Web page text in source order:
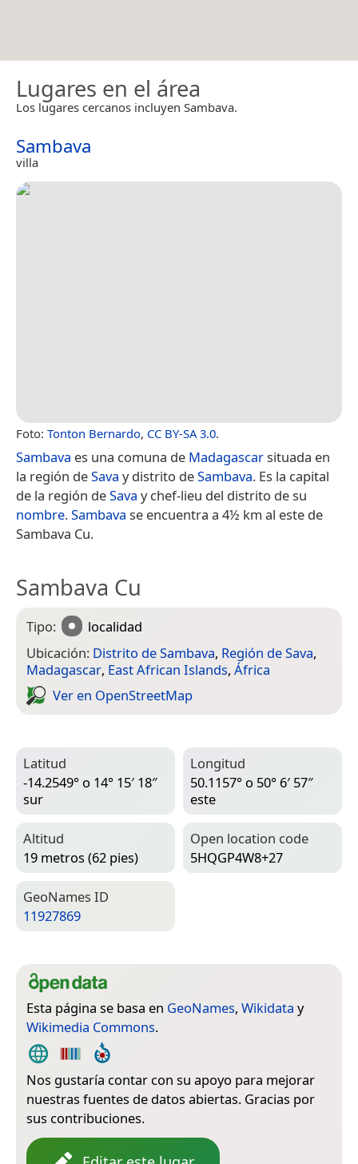
Lugares en el área
Los lugares cercanos incluyen Sambava.
Sambava
villa
Foto: Tonton Bernardo, CC BY-SA 3.0.
Sambava es una comuna de Madagascarsituada en
la región deSava y distrito deSambava.​​ Es la capital
de la región deSava y chef-lieu del distrito de su
nombre.Sambava se encuentra a 4½ km al este de
Sambava Cu.
Sambava Cu
Tipo:
localidad
Ubicación: Distrito de Sambava, Región de Sava,
Madagascar, East African Islands, África
Ver en Open­Street­Map
Latitud
-14.2549° o 14° 15′ 18″
sur
Longitud
50.1157° o 50° 6′ 57″
este
Altitud
19 metros (62 pies)
Open location code
5HQGP4W8+27
Geo­Names ID
11927869
Esta página se basa en GeoNames, Wikidata y
Wikimedia Commons.
Nos gustaría contar con su apoyo para mejorar
nuestras fuentes de datos abiertas. Gracias por
sus contribuciones.